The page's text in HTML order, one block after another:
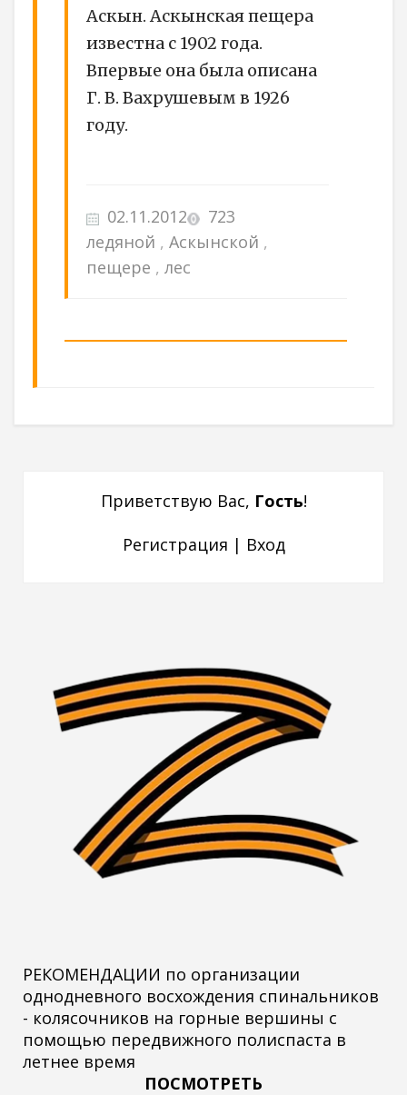
Аскын. Аскынская пещера
известна с 1902 года.
Впервые она была описана
Г. В. Вахрушевым в 1926
году.
02.11.2012
723
ледяной , Аскынской ,
пещере , лес
Приветствую Вас, Гость!
Регистрация | Вход
РЕКОМЕНДАЦИИ по организации
однодневного восхождения спинальников
- колясочников на горные вершины с
помощью передвижного полиспаста в
летнее время
ПОСМОТРЕТЬ